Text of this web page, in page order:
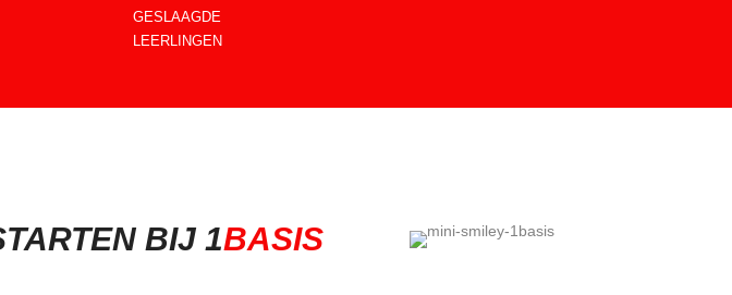
GESLAAGDE
LEERLINGEN
BIJ 1BASIS